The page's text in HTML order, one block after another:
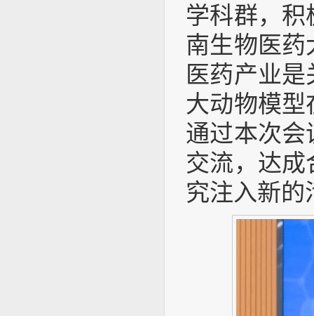
学科群，
南生物医
医药产业
大动物模
通过本次会
交流，达
究注入新的